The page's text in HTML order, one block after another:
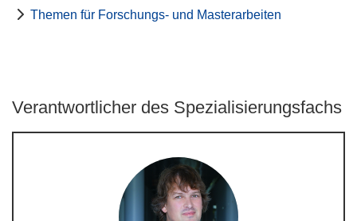
Themen für Forschungs- und Masterarbeiten
Verantwortlicher des Spezialisierungsfachs